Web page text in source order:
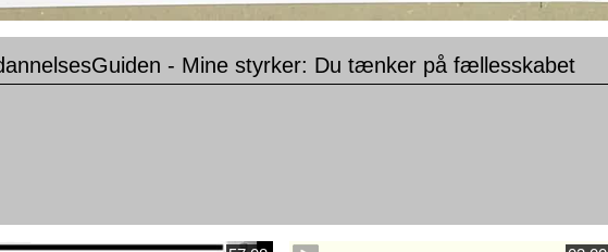
- Mine styrker: Du tænker på fællesskabet